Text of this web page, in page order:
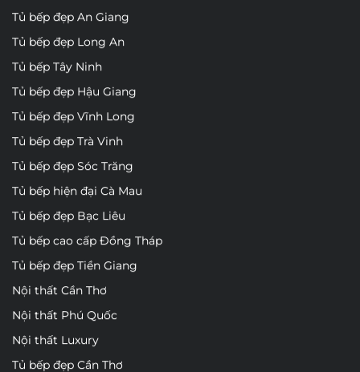
Tủ bếp đẹp An Giang
Tủ bếp đẹp Long An
Tủ bếp Tây Ninh
Tủ bếp đẹp Hậu Giang
Tủ bếp đẹp Vĩnh Long
Tủ bếp đẹp Trà Vinh
Tủ bếp đẹp Sóc Trăng
Tủ bếp hiện đại Cà Mau
Tủ bếp đẹp Bạc Liêu
Tủ bếp cao cấp Đồng Tháp
Tủ bếp đẹp Tiền Giang
Nội thất Cần Thơ
Nội thất Phú Quốc
Nội thất Luxury
Tủ bếp đẹp Cần Thơ